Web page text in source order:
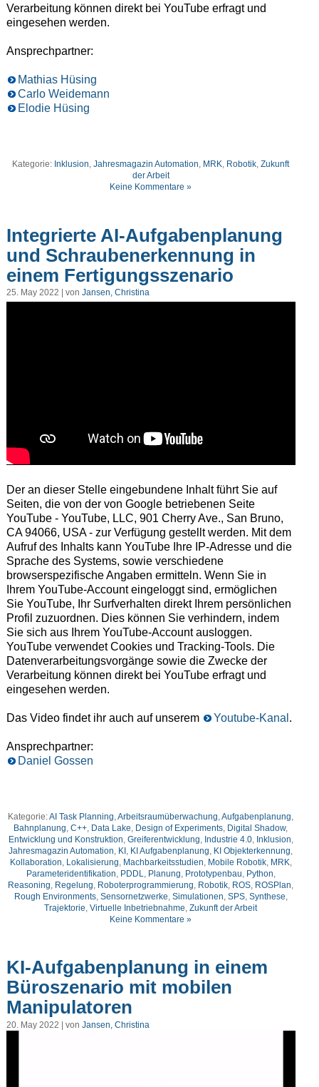
Verarbeitung können direkt bei YouTube erfragt und
eingesehen werden.
Ansprechpartner:
Mathias Hüsing
Carlo Weidemann
Elodie Hüsing
Kategorie: Inklusion,Jahresmagazin Automation, MRK, Robotik,Zukunft
der Arbeit
Keine Kommentare »
Integrierte AI-Aufgabenplanung
und Schraubenerkennung in
einem Fertigungsszenario
25. May 2022 | von Jansen, Christina
Der an dieser Stelle eingebundene Inhalt führt Sie auf
Seiten, die von der von Google betriebenen Seite
YouTube - YouTube, LLC, 901 Cherry Ave., San Bruno,
CA 94066, USA - zur Verfügung gestellt werden. Mit dem
Aufruf des Inhalts kann YouTube Ihre IP-Adresse und die
Sprache des Systems, sowie verschiedene
browserspezifische Angaben ermitteln. Wenn Sie in
Ihrem YouTube-Account eingeloggt sind, ermöglichen
Sie YouTube, Ihr Surfverhalten direkt Ihrem persönlichen
Profil zuzuordnen. Dies können Sie verhindern, indem
Sie sich aus Ihrem YouTube-Account ausloggen.
YouTube verwendet Cookies und Tracking-Tools. Die
Datenverarbeitungsvorgänge sowie die Zwecke der
Verarbeitung können direkt bei YouTube erfragt und
eingesehen werden.
Das Video findet ihr auch auf unserem Youtube-Kanal .
Ansprechpartner:
Daniel Gossen
Kategorie:AI Task Planning,Arbeitsraumüberwachung,Aufgabenplanung,
Bahnplanung,C++, Data Lake, Design of Experiments, Digital Shadow,
Entwicklung und Konstruktion, Greiferentwicklung, Industrie 4.0, Inklusion,
Jahresmagazin Automation, KI, KI Aufgabenplanung, KI Objekterkennung,
Kollaboration, Lokalisierung, Machbarkeitsstudien, Mobile Robotik, MRK,
Parameteridentifikation, PDDL, Planung, Prototypenbau, Python,
Reasoning, Regelung, Roboterprogrammierung, Robotik, ROS, ROSPlan,
Rough Environments, Sensornetzwerke, Simulationen, SPS, Synthese,
Trajektorie,Virtuelle Inbetriebnahme,Zukunft der Arbeit
Keine Kommentare »
KI-Aufgabenplanung in einem
Büroszenario mit mobilen
Manipulatoren
20. May 2022 | von Jansen, Christina